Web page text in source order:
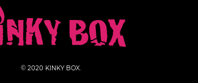
© 2020 KINKY BOX.